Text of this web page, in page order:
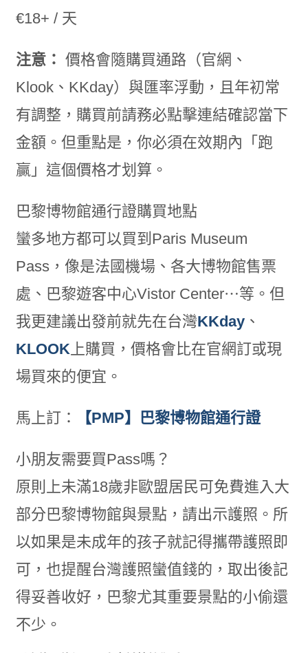
€18+ / 天
注意： 價格會隨購買通路（官網、
Klook、KKday）與匯率浮動，且年初常
有調整，購買前請務必點擊連結確認當下
金額。但重點是，你必須在效期內「跑
贏」這個價格才划算。
巴黎博物館通行證購買地點
蠻多地方都可以買到Paris Museum
Pass，像是法國機場、各大博物館售票
處、巴黎遊客中心Vistor Center⋯等。但
我更建議出發前就先在台灣KKday、
KLOOK上購買，價格會比在官網訂或現
場買來的便宜。
馬上訂： 【PMP】巴黎博物館通行證
小朋友需要買Pass嗎？
原則上未滿18歲非歐盟居民可免費進入大
部分巴黎博物館與景點，請出示護照。所
以如果是未成年的孩子就記得攜帶護照即
可，也提醒台灣護照蠻值錢的，取出後記
得妥善收好，巴黎尤其重要景點的小偷還
不少。